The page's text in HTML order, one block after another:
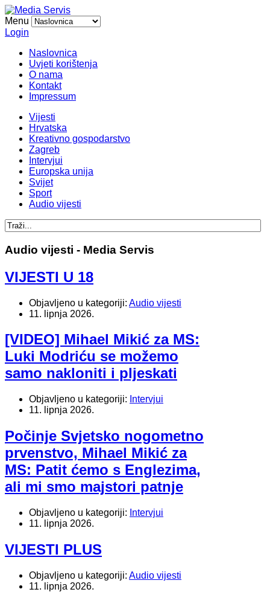
Menu
Login
Naslovnica
Uvjeti korištenja
O nama
Kontakt
Impressum
Vijesti
Hrvatska
Kreativno gospodarstvo
Zagreb
Intervjui
Europska unija
Svijet
Sport
Audio vijesti
Audio vijesti - Media Servis
VIJESTI U 18
Objavljeno u kategoriji: Audio vijesti
11. lipnja 2026.
[VIDEO] Mihael Mikić za MS:
Luki Modriću se možemo
samo nakloniti i pljeskati
Objavljeno u kategoriji: Intervjui
11. lipnja 2026.
Počinje Svjetsko nogometno
prvenstvo, Mihael Mikić za
MS: Patit ćemo s Englezima,
ali mi smo majstori patnje
Objavljeno u kategoriji: Intervjui
11. lipnja 2026.
VIJESTI PLUS
Objavljeno u kategoriji: Audio vijesti
11. lipnja 2026.